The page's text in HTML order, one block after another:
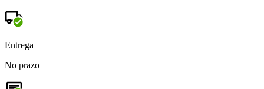
Entrega
No prazo